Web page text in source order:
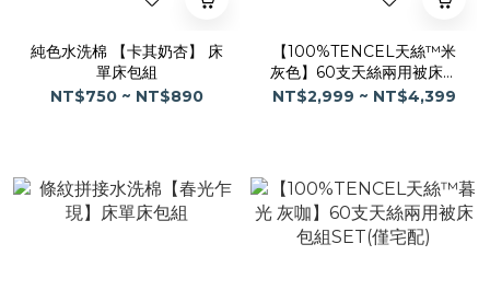
純色水洗棉 【卡其奶杏】 床
單床包組
NT$750 ~ NT$890
【100%TENCEL天絲™米
灰色】60支天絲兩用被床包
(僅宅配)
NT$2,999 ~ NT$4,399